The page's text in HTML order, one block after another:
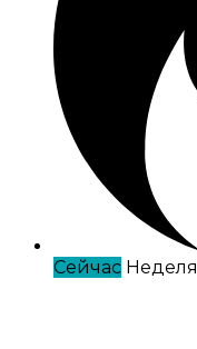
Сейчас Неделя